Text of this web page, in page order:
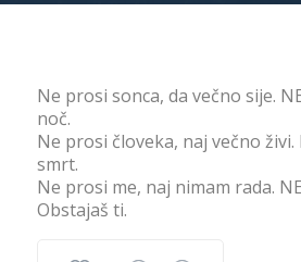
Ne prosi sonca, da večno sije.
noč.
Ne prosi človeka, naj večno živi.
smrt.
Ne prosi me, naj nimam rada.
Obstajaš ti.